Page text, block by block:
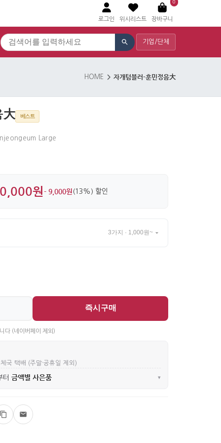
로그인 위시리스트
0
장바구니
기업/단체
HOME 자개텀블러-훈민정음大
大 베스트
Large
원 - 9,000원 (13%) 할인
3가지 · 1,000원~
즉시구매
다 (네이버페이 제외)
체국 택배 (주말·공휴일 제외)
터 금액별 사은품 ▾